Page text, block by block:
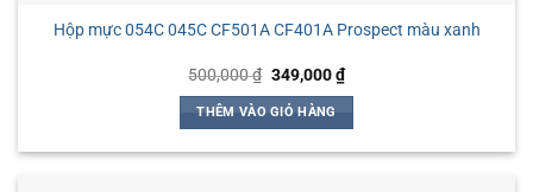
Hộp mực 054C 045C CF501A CF401A Prospect màu xanh
500,000₫ Giá
là:
500,000 ₫.
349,000₫Giá
hiện
349,000 ₫.
THÊM VÀO GIỎ HÀNG